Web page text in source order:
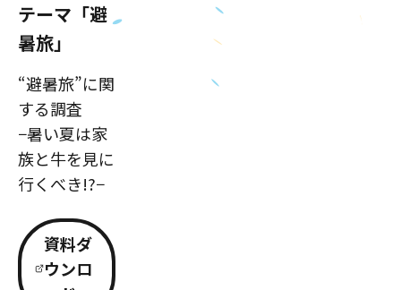
テーマ「避
暑旅」
“避暑旅”に関
する調査
−暑い夏は家
族と牛を見に
行くべき!?−
資料ダ
ウンロ